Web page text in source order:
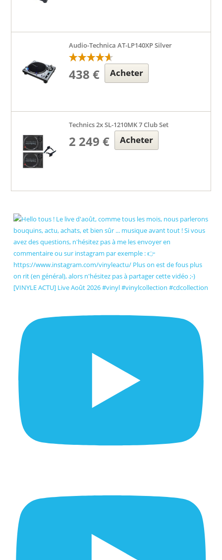
Audio-Technica AT-LP140XP Silver
438 € Acheter
Technics 2x SL-1210MK 7 Club Set
2 249 € Acheter
[VINYLE ACTU] Live Août 2026 #vinyl #vinylcollection #cdcollection